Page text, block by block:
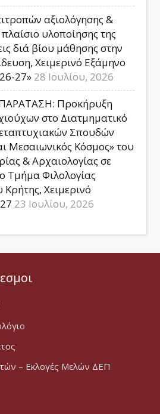
αξιολόγησης &
υλοποίησης της
διά βίου μάθησης στην
Χειμερινό Εξάμηνο
27» 28 Ιουλίου, 2026
Προκήρυξη
στο Διατμηματικό
Σπουδών
Μεσαιωνικός Κόσμος» του
& Αρχαιολογίας σε
Τμήμα Φιλολογίας
Χειμερινό
23 Ιουλίου, 2026
– Εκλογές Μελών ΔΕΠ